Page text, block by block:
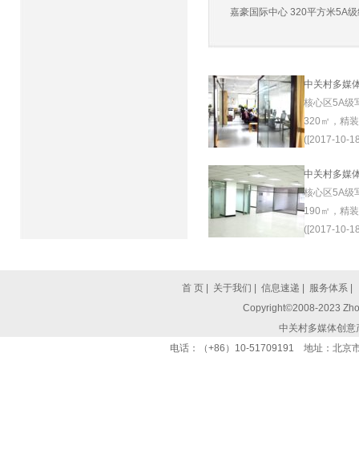
嘉豪国际中心 320平方米5A
中关村多媒
核心区5A级
320㎡，精
([2017-10-
中关村多媒
核心区5A级
190㎡，精
([2017-10-
首 页 关于我们 信息速递 服务体系
Copyright©2008-2023
中关村多媒体创
电话：（+86）10-51709191 地址：北京